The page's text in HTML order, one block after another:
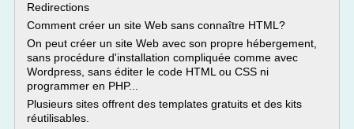
Redirections
Comment créer un site Web sans connaître HTML?
On peut créer un site Web avec son propre hébergement,
sans procédure d'installation compliquée comme avec
Wordpress, sans éditer le code HTML ou CSS ni
programmer en PHP...
Plusieurs sites offrent des templates gratuits et des kits
réutilisables.